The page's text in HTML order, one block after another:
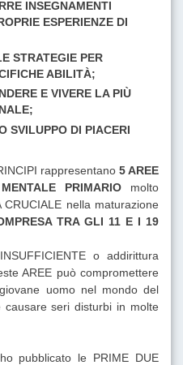
INSEGNAMENTI
ESPERIENZE DI
STRATEGIE PER
ABILITÀ;
E VIVERE LA PIÙ
SVILUPPO DI PIACERI
rappresentano 5 AREE
PRIMARIOmolto
nella maturazione
TRA GLI 11 E I 19
o addirittura
AREE può compromettere
uomo nel mondo del
seri disturbi in molte
pubblicato le PRIME DUE